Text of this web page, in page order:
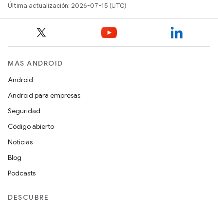
Última actualización: 2026-07-15 (UTC)
MÁS ANDROID
Android
Android para empresas
Seguridad
Código abierto
Noticias
Blog
Podcasts
DESCUBRE